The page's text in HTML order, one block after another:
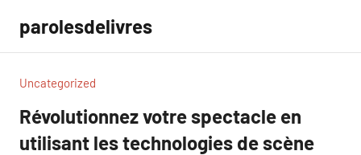
contenu
parolesdelivres
Uncategorized
Révolutionnez votre spectacle en
utilisant les technologies de scène